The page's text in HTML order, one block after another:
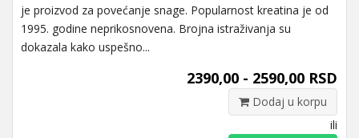
je proizvod za povećanje snage. Popularnost kreatina je od
1995. godine neprikosnovena. Brojna istraživanja su
dokazala kako uspešno...
2390,00 - 2590,00 RSD
Dodaj u korpu
ili